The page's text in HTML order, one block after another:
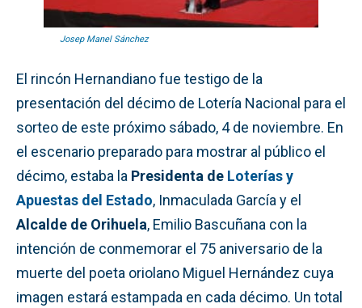
Josep Manel Sánchez
El rincón Hernandiano fue testigo de la
presentación del décimo de Lotería Nacional para el
sorteo de este próximo sábado, 4 de noviembre. En
el escenario preparado para mostrar al público el
décimo, estaba la Presidenta de Loterías y
Apuestas del Estado, Inmaculada García y el
Alcalde de Orihuela, Emilio Bascuñana con la
intención de conmemorar el 75 aniversario de la
muerte del poeta oriolano Miguel Hernández cuya
imagen estará estampada en cada décimo. Un total